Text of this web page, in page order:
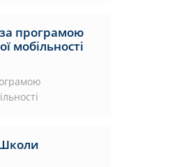
програмою
мобільності